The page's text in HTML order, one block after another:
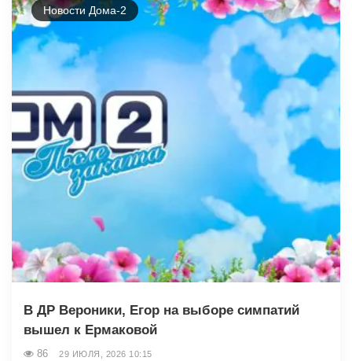
Новости Дома-2
В ДР Вероники, Егор на выборе симпатий
вышел к Ермаковой
86 29 ИЮЛЯ, 2026 10:15